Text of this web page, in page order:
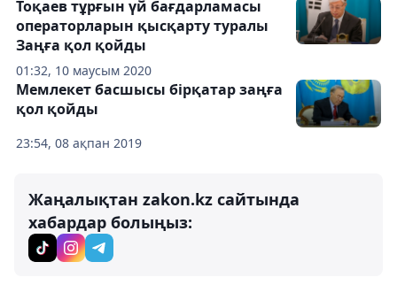
01:32, 10 маусым 2020
Тоқаев тұрғын үй бағдарламасы
операторларын қысқарту туралы
Заңға қол қойды
23:54, 08 ақпан 2019
Мемлекет басшысы бірқатар заңға
қол қойды
Жаңалықтан zakon.kz сайтында
хабардар болыңыз: